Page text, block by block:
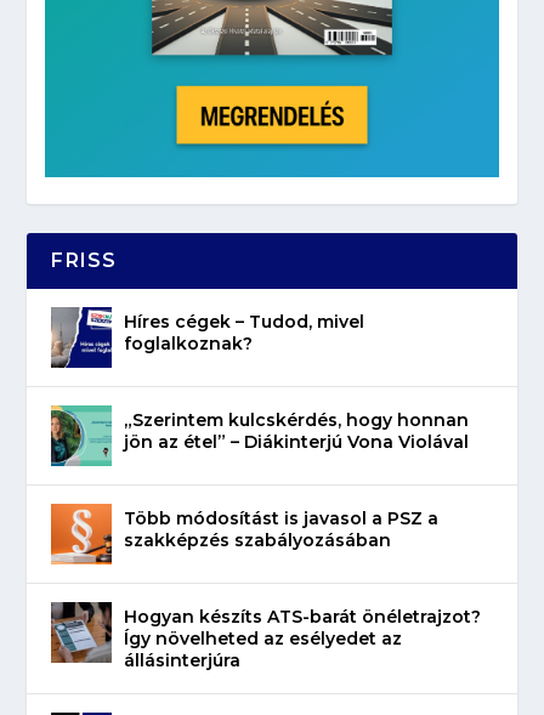
FRISS
Híres cégek – Tudod, mivel
foglalkoznak?
„Szerintem kulcskérdés, hogy honnan
jön az étel” – Diákinterjú Vona Violával
Több módosítást is javasol a PSZ a
szakképzés szabályozásában
Hogyan készíts ATS-barát önéletrajzot?
Így növelheted az esélyedet az
állásinterjúra